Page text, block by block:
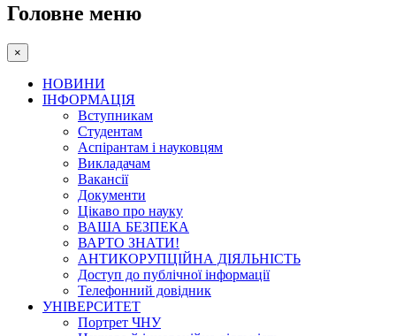
Головне меню
×
НОВИНИ
ІНФОРМАЦІЯ
Вступникам
Студентам
Аспірантам і науковцям
Викладачам
Вакансії
Документи
Цікаво про науку
ВАША БЕЗПЕКА
ВАРТО ЗНАТИ!
АНТИКОРУПЦІЙНА ДІЯЛЬНІСТЬ
Доступ до публічної інформації
Телефонний довідник
УНІВЕРСИТЕТ
Портрет ЧНУ